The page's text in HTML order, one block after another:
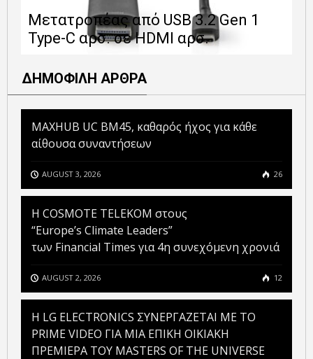
Μετατροπέας από USB 3.2 Gen 1
Type-C αρσ. σε HDMI αρσ.
ΔΗΜΟΦΙΛΗ ΑΡΘΡΑ
MAXHUB UC BM45, καθαρός ήχος για κάθε
αίθουσα συναντήσεων
AUGUST 3, 2026 26
Η COSMOTE TELEKOM στους
“Europe’s Climate Leaders”
των Financial Times για 4η συνεχόμενη χρονιά
AUGUST 2, 2026 12
H LG ELECTRONICS ΣΥΝΕΡΓΑΖΕΤΑΙ ΜΕ ΤΟ
PRIME VIDEO ΓΙΑ ΜΙΑ ΕΠΙΚΗ ΟΙΚΙΑΚΗ
ΠΡΕΜΙΕΡΑ ΤΟΥ MASTERS OF THE UNIVERSE